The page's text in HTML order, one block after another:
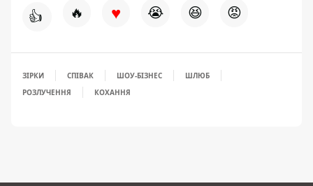
👍 🔥 ♥ 😭 😆 😡
ЗІРКИ СПІВАК ШОУ-БІЗНЕС
ШЛЮБ
РОЗЛУЧЕННЯ
КОХАННЯ